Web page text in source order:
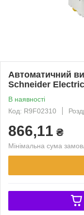
Автоматичний
Schneider
В наявності
Код: R9F02310
866,11 ₴
Мінімальна сума